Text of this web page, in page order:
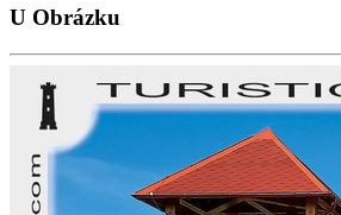
U Obrázku